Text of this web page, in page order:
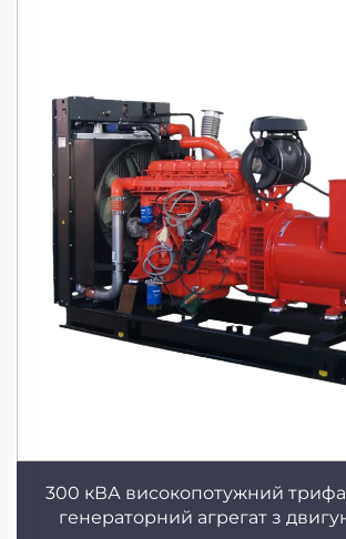
300 кВА високопотужний
генераторний агрегат з